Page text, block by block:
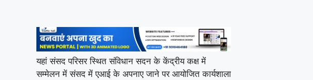
यहां संसद परिसर स्थित संविधान सदन के केंद्रीय कक्ष में
सम्मेलन में संसद में एआई के अपनाए जाने पर आयोजित कार्यशाला